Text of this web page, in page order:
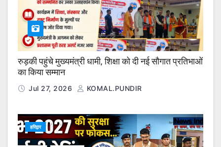
रुड़की पहुंचे मुख्यमंत्री धामी, शिक्षा को दी नई सौगात प्रतिभाओं
का किया सम्मान
Jul 27, 2026 KOMAL.PUNDIR
हरिद्वार